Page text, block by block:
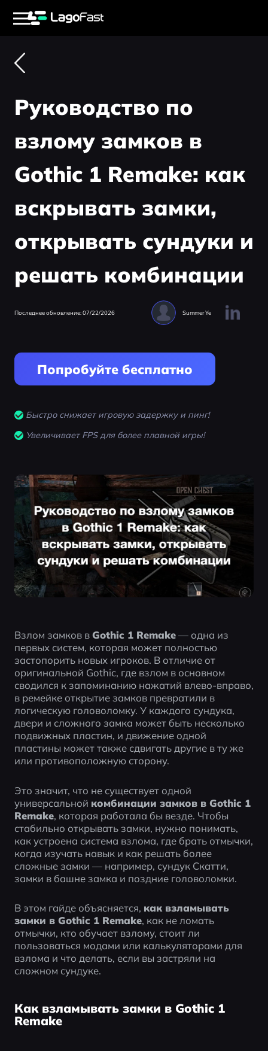
Руководство по
взлому замков в
Gothic 1 Remake: как
вскрывать замки,
открывать сундуки и
решать комбинации
Последнее обновление: 07/22/2026 Summer Ye
Попробуйте бесплатно
Быстро снижает игровую задержку и пинг!
Увеличивает FPS для более плавной игры!
Взлом замков в Gothic 1 Remake — одна из
первых систем, которая может полностью
застопорить новых игроков. В отличие от
оригинальной Gothic, где взлом в основном
сводился к запоминанию нажатий влево-вправо,
в ремейке открытие замков превратили в
логическую головоломку. У каждого сундука,
двери и сложного замка может быть несколько
подвижных пластин, и движение одной
пластины может также сдвигать другие в ту же
или противоположную сторону.
Это значит, что не существует одной
универсальной комбинации замков в Gothic 1
Remake, которая работала бы везде. Чтобы
стабильно открывать замки, нужно понимать,
как устроена система взлома, где брать отмычки,
когда изучать навык и как решать более
сложные замки — например, сундук Скатти,
замки в башне замка и поздние головоломки.
В этом гайде объясняется, как взламывать
замки в Gothic 1 Remake, как не ломать
отмычки, кто обучает взлому, стоит ли
пользоваться модами или калькуляторами для
взлома и что делать, если вы застряли на
сложном сундуке.
Как взламывать замки в Gothic 1
Remake